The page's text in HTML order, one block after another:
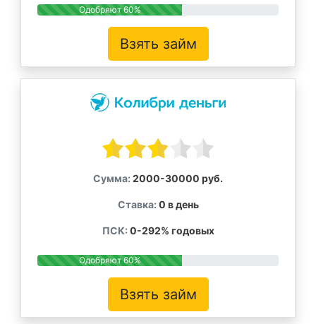
Одобряют 60%
Взять займ
Сумма: 2000-30000 руб.
Ставка: 0 в день
ПСК: 0-292% годовых
Одобряют 60%
Взять займ